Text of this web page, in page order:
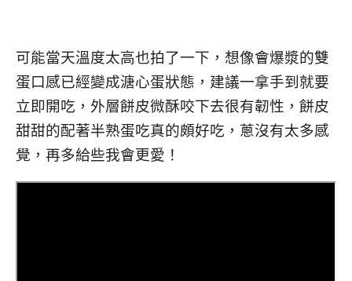
可能當天溫度太高也拍了一下，想像會爆漿的雙
蛋口感已經變成溏心蛋狀態，建議一拿手到就要
立即開吃，外層餅皮微酥咬下去很有韌性，餅皮
甜甜的配著半熟蛋吃真的頗好吃，蔥沒有太多感
覺，再多給些我會更愛！